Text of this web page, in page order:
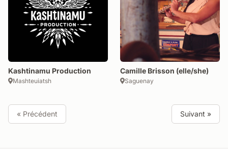
Kashtinamu Production
Mashteuiatsh
Camille Brisson (elle/she)
Saguenay
« Précédent Suivant »